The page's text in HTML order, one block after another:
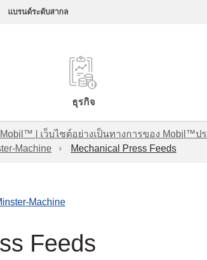
แบรนด์ระดับสากล
ธุรกิจ
| เว็บไซต์อย่างเป็นทางการของ Mobil™ปร
Machine
Mechanical Press Feeds
Machine
Feeds